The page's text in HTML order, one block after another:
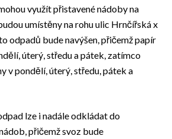
využít přistavené nádoby na
umístěny na rohu ulic Hrnčířská x
odpadů bude navýšen, přičemž papír
úterý, středu a pátek, zatímco
v pondělí, úterý, středu, pátek a
lze i nadále odkládat do
přičemž svoz bude